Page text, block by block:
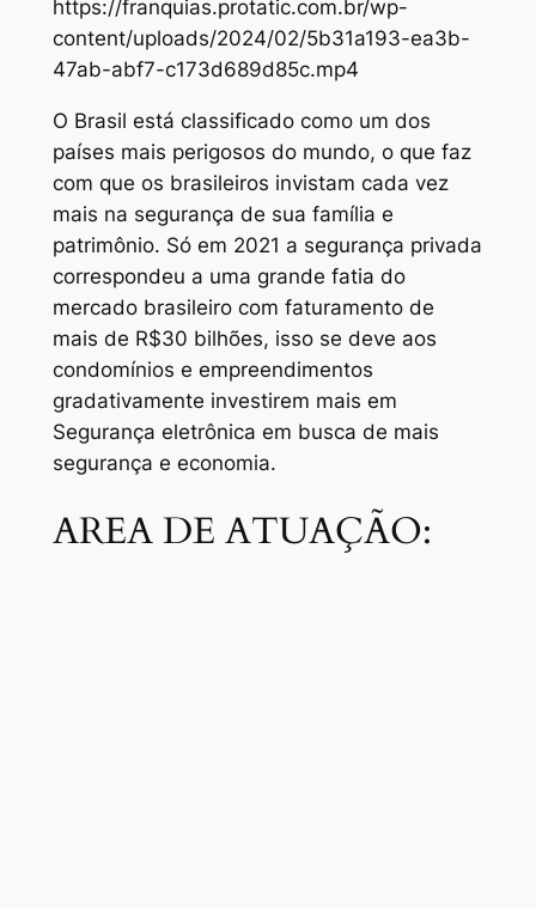
https://franquias.protatic.com.br/wp-
content/uploads/2024/02/5b31a193-ea3b-
47ab-abf7-c173d689d85c.mp4
O Brasil está classificado como um dos
países mais perigosos do mundo, o que faz
com que os brasileiros invistam cada vez
mais na segurança de sua família e
patrimônio. Só em 2021 a segurança privada
correspondeu a uma grande fatia do
mercado brasileiro com faturamento de
mais de R$30 bilhões, isso se deve aos
condomínios e empreendimentos
gradativamente investirem mais em
Segurança eletrônica em busca de mais
segurança e economia.
AREA DE ATUAÇÃO: